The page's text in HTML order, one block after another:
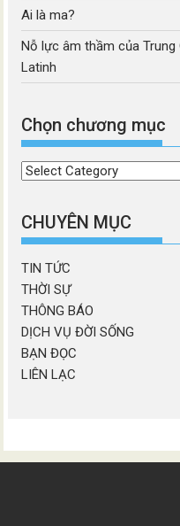
Ai là ma?
Nỗ lực âm thầm của
Latinh
Chọn chương mục
Chọn
mục
CHUYÊN MỤC
TIN TỨC
THỜI SỰ
THÔNG BÁO
DỊCH VỤ ĐỜI SỐNG
BẠN ĐỌC
LIÊN LẠC